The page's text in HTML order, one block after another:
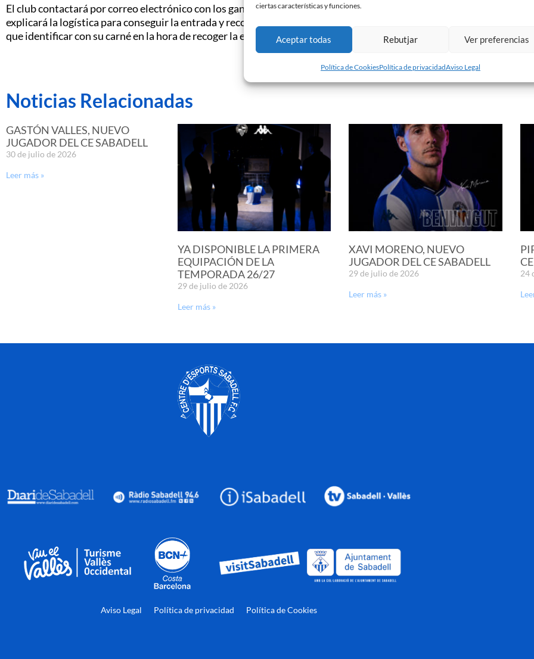
ciertas características y funciones.
Aceptar todas Rebutjar Ver preferencias
Política de CookiesPolítica de privacidadAviso Legal
El club contactará por correo electrónico con los ganadores de las 75 entradas. En este correo, el club
explicará la logística para conseguir la entrada y recogerla para poder asistir al partido. El socio se tendrá
que identificar con su carné en la hora de recoger la entrada.
Noticias Relacionadas
GASTÓN VALLES, NUEVO
JUGADOR DEL CE SABADELL
30 de julio de 2026
Leer más »
YA DISPONIBLE LA PRIMERA
EQUIPACIÓN DE LA
TEMPORADA 26/27
29 de julio de 2026
Leer más »
XAVI MORENO, NUEVO
JUGADOR DEL CE SABADELL
29 de julio de 2026
Leer más »
24
Aviso Legal Política de privacidad Política de Cookies